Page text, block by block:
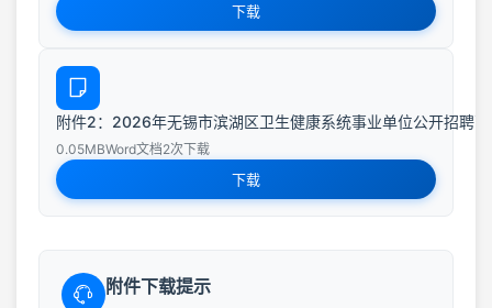
下载
附件2：2026年无锡市滨湖区卫生健康系统事业单位公开招聘
0.05MBWord文档2次下载
下载
附件下载提示